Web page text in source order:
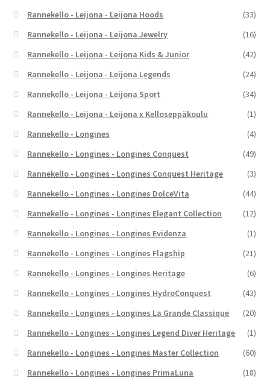
Rannekello - Leijona - Leijona Hoods
(33)
Rannekello - Leijona - Leijona Jewelry
(16)
Rannekello - Leijona - Leijona Kids & Junior
(42)
Rannekello - Leijona - Leijona Legends
(24)
Rannekello - Leijona - Leijona Sport
(34)
Rannekello - Leijona - Leijona x Kelloseppäkoulu
(1)
Rannekello - Longines
(4)
Rannekello - Longines - Longines Conquest
(49)
Rannekello - Longines - Longines Conquest Heritage
(3)
Rannekello - Longines - Longines DolceVita
(44)
Rannekello - Longines - Longines Elegant Collection
(12)
Rannekello - Longines - Longines Evidenza
(1)
Rannekello - Longines - Longines Flagship
(21)
Rannekello - Longines - Longines Heritage
(6)
Rannekello - Longines - Longines HydroConquest
(43)
Rannekello - Longines - Longines La Grande Classique
(20)
Rannekello - Longines - Longines Legend Diver Heritage
(1)
Rannekello - Longines - Longines Master Collection
(60)
Rannekello - Longines - Longines PrimaLuna
(18)